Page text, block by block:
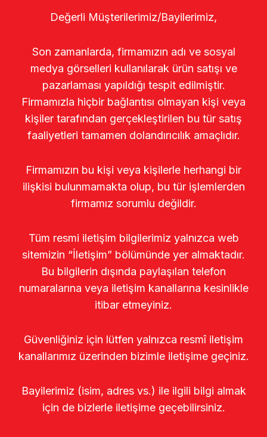
Değerli Müşterilerimiz/Bayilerimiz,
Son zamanlarda, firmamızın adı ve sosyal
medya görselleri kullanılarak ürün satışı ve
pazarlaması yapıldığı tespit edilmiştir.
Firmamızla hiçbir bağlantısı olmayan kişi veya
kişiler tarafından gerçekleştirilen bu tür satış
faaliyetleri tamamen dolandırıcılık amaçlıdır.
Firmamızın bu kişi veya kişilerle herhangi bir
ilişkisi bulunmamakta olup, bu tür işlemlerden
firmamız sorumlu değildir.
Tüm resmi iletişim bilgilerimiz yalnızca web
sitemizin “İletişim” bölümünde yer almaktadır.
Bu bilgilerin dışında paylaşılan telefon
numaralarına veya iletişim kanallarına kesinlikle
itibar etmeyiniz.
Güvenliğiniz için lütfen yalnızca resmî iletişim
kanallarımız üzerinden bizimle iletişime geçiniz.
Bayilerimiz (isim, adres vs.) ile ilgili bilgi almak
için de bizlerle iletişime geçebilirsiniz.